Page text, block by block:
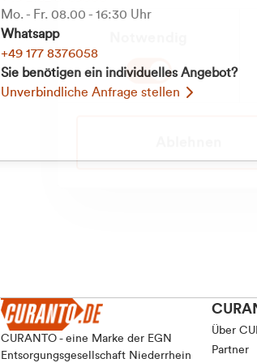
Einwilligungsauswahl
Mo. - Fr. 08.00 - 16:30 Uhr
Whatsapp
+49 177 8376058
Sie benötigen ein individuelles Angebot?
Unverbindliche Anfrage stellen
CURANTO - eine Marke der EGN
Entsorgungsgesellschaft Niederrhein
Über
Partner